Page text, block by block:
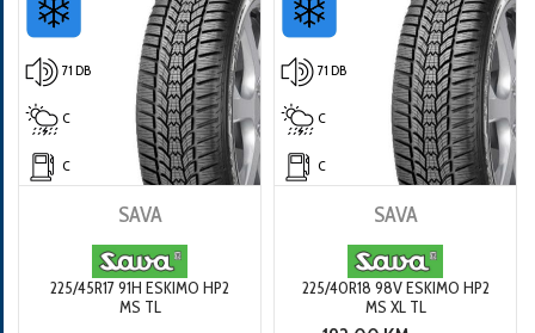
71 DB
C
C
SAVA
225/45R17 91H ESKIMO HP2
MS TL
71 DB
C
C
SAVA
225/40R18 98V ESKIMO HP2
MS XL TL